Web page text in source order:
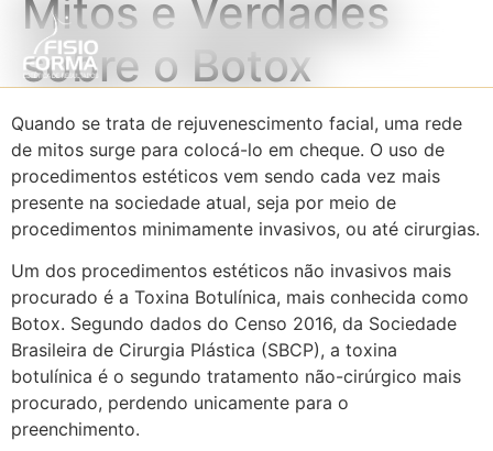
Mitos e Verdades
sobre o Botox
Quando se trata de rejuvenescimento facial, uma rede
de mitos surge para colocá-lo em cheque. O uso de
procedimentos estéticos vem sendo cada vez mais
presente na sociedade atual, seja por meio de
procedimentos minimamente invasivos, ou até cirurgias.
Um dos procedimentos estéticos não invasivos mais
procurado é a Toxina Botulínica, mais conhecida como
Botox. Segundo dados do Censo 2016, da Sociedade
Brasileira de Cirurgia Plástica (SBCP), a toxina
botulínica é o segundo tratamento não-cirúrgico mais
procurado, perdendo unicamente para o
preenchimento.